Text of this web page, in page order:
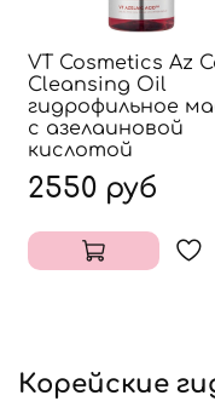
VT Cosmetics Az
Cleansing Oil
гидрофильное
с азелаиновой
кислотой
2550 руб
Корейские